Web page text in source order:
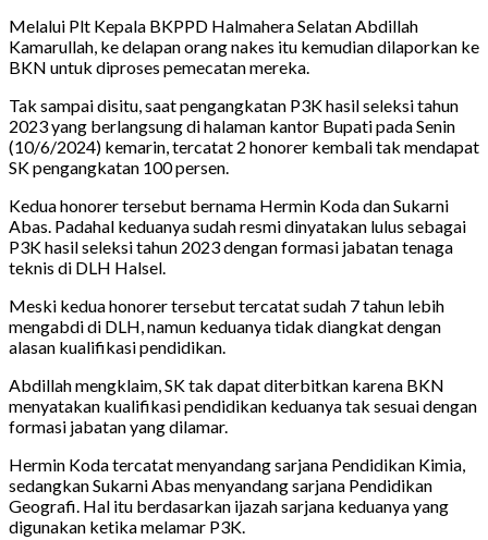
Melalui Plt Kepala BKPPD Halmahera Selatan Abdillah
Kamarullah, ke delapan orang nakes itu kemudian dilaporkan ke
BKN untuk diproses pemecatan mereka.
Tak sampai disitu, saat pengangkatan P3K hasil seleksi tahun
2023 yang berlangsung di halaman kantor Bupati pada Senin
(10/6/2024) kemarin, tercatat 2 honorer kembali tak mendapat
SK pengangkatan 100 persen.
Kedua honorer tersebut bernama Hermin Koda dan Sukarni
Abas. Padahal keduanya sudah resmi dinyatakan lulus sebagai
P3K hasil seleksi tahun 2023 dengan formasi jabatan tenaga
teknis di DLH Halsel.
Meski kedua honorer tersebut tercatat sudah 7 tahun lebih
mengabdi di DLH, namun keduanya tidak diangkat dengan
alasan kualifikasi pendidikan.
Abdillah mengklaim, SK tak dapat diterbitkan karena BKN
menyatakan kualifikasi pendidikan keduanya tak sesuai dengan
formasi jabatan yang dilamar.
Hermin Koda tercatat menyandang sarjana Pendidikan Kimia,
sedangkan Sukarni Abas menyandang sarjana Pendidikan
Geografi. Hal itu berdasarkan ijazah sarjana keduanya yang
digunakan ketika melamar P3K.